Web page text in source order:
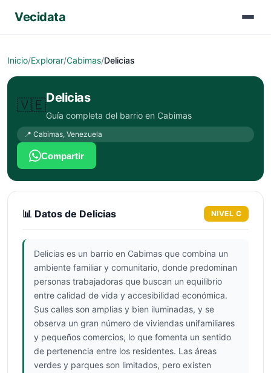
Vecidata
Inicio/Explorar/Cabimas/Delicias
🇻🇪Delicias
Guía completa del barrio en Cabimas
📍 Cabimas, Venezuela
Compartir
📊 Datos de Delicias NIVEL C
Delicias es un barrio en Cabimas que combina un
ambiente familiar y comunitario, donde predominan
personas trabajadoras que buscan un equilibrio
entre calidad de vida y accesibilidad económica.
Sus calles son amplias y bien iluminadas, y se
observa un gran número de viviendas unifamiliares
y pequeños comercios, lo que fomenta un sentido
de pertenencia entre los residentes. Las áreas
verdes y parques son limitados, pero existen